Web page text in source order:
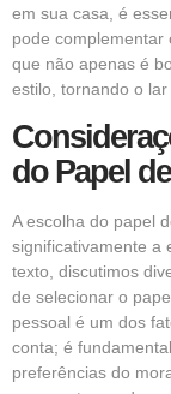
em sua casa, é
pode complementar
que não apenas é
estilo, tornando o
do Papel
A escolha do papel
significativamente a
texto, discutimos
de selecionar o
pessoal é um dos
conta; é
preferências do